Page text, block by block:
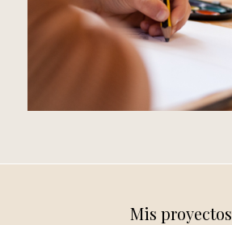
Mis proyectos